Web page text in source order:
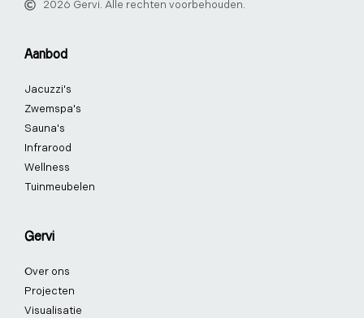
e
o
o
-
f
k
-
i
t
t
t
t
2026 Gervi. Alle rechten voorbehouden.
Aanbod
Jacuzzi's
Zwemspa's
Sauna's
Infrarood
Wellness
Tuinmeubelen
Gervi
Over ons
Projecten
Visualisatie